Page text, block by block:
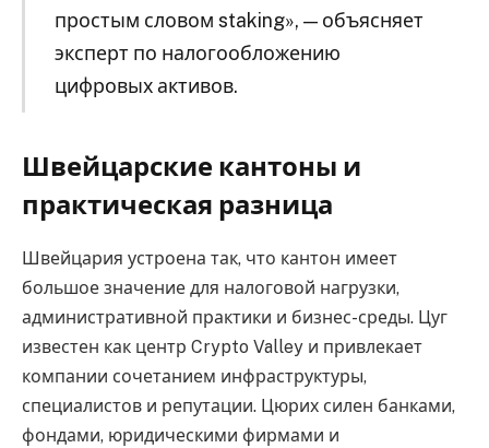
простым словом staking», — объясняет
эксперт по налогообложению
цифровых активов.
Швейцарские кантоны и
практическая разница
Швейцария устроена так, что кантон имеет
большое значение для налоговой нагрузки,
административной практики и бизнес-среды. Цуг
известен как центр Crypto Valley и привлекает
компании сочетанием инфраструктуры,
специалистов и репутации. Цюрих силен банками,
фондами, юридическими фирмами и